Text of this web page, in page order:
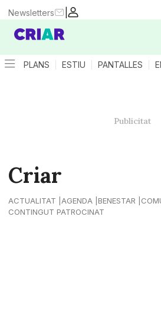
|
Newsletters
PLANS ESTIU PANTALLES
Criar
ACTUALITAT AGENDA BENESTAR
CONTINGUT PATROCINAT